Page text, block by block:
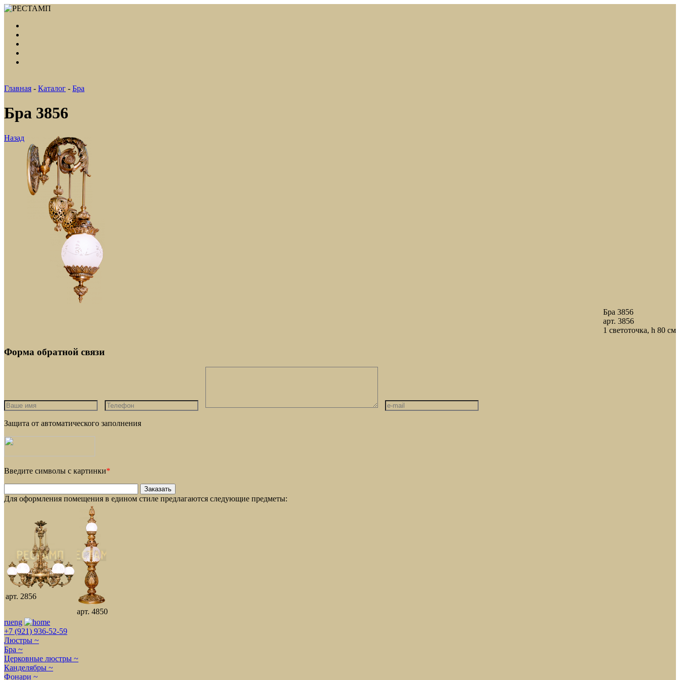
Главная - Каталог - Бра
Бра 3856
Назад
Бра 3856
арт. 3856
1 светоточка, h 80 см
Форма обратной связи
Защита от автоматического заполнения
Введите символы с картинки*
Для оформления помещения в едином стиле предлагаются следующие предметы:
арт. 2856
арт. 4850
rueng
+7 (921) 936-52-59
Люстры ~
Бра ~
Церковные люстры ~
Канделябры ~
Фонари ~